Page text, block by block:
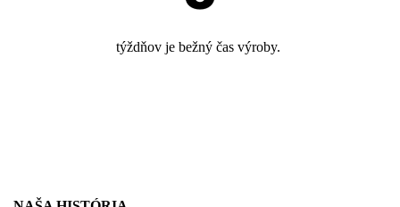
týždňov je bežný čas výroby.